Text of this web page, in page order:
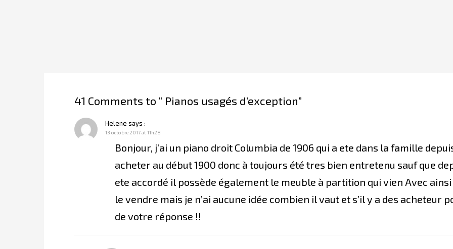
41 Comments to “ Pianos usagés d’exception”
Helene says :
13 octobre 2017 at 11h28
Bonjour, j’ai un piano droit Columbia de 1906 qui a ete dans la famille
acheter au début 1900 donc à toujours été tres bien entretenu sauf que
ete accordé il possède également le meuble à partition qui vien Avec
le vendre mais je n’ai aucune idée combien il vaut et s’il y a des acheteur
de votre réponse !!